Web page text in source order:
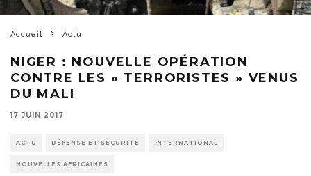
Accueil Actu
NIGER : NOUVELLE OPÉRATION
CONTRE LES « TERRORISTES » VENUS
DU MALI
17 JUIN 2017
ACTU DÉFENSE ET SÉCURITÉ INTERNATIONAL
NOUVELLES AFRICAINES